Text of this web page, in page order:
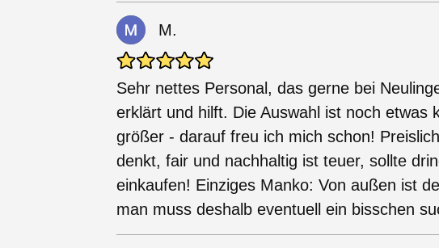
M.
Sehr nettes Personal, das gerne bei
erklärt und hilft. Die Auswahl ist noch etwas
größer - darauf freu ich mich schon!
denkt, fair und nachhaltig ist teuer, sollte
einkaufen! Einziges Manko: Von außen ist
man muss deshalb eventuell ein bisschen